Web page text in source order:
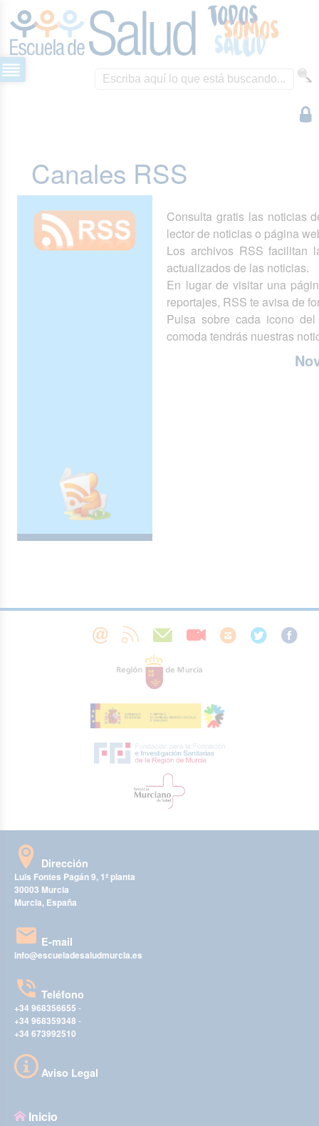
Canales RSS
Consulta gratis las noticias
lector de noticias o página
Los archivos RSS facilitan
actualizados de las noticias.
En lugar de visitar una
reportajes, RSS te avisa de
Pulsa sobre cada icono
comoda tendrás nuestras
Dirección
Luis Fontes Pagán 9, 1ª planta
30003 Murcia
Murcia, España
E-mail
info@escueladesaludmurcia.es
Teléfono
+34 968356655 -
+34 968359348 -
+34 673992510
Aviso Legal
Inicio